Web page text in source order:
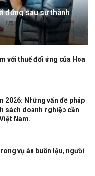
đứng sau sự thành
với thuế đối ứng của Hoa
2026: Những vấn đề pháp
sách doanh nghiệp cần
Nam.
vụ án buôn lậu, người